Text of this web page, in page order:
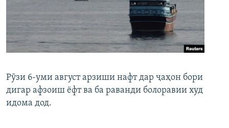
Рӯзи 6-уми август арзиши нафт дар ҷаҳон бори
дигар афзоиш ёфт ва ба раванди болоравии худ
идома дод.